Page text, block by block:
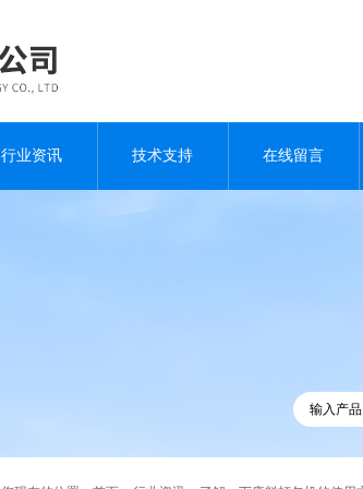
行业资讯 技术支持 在线留言